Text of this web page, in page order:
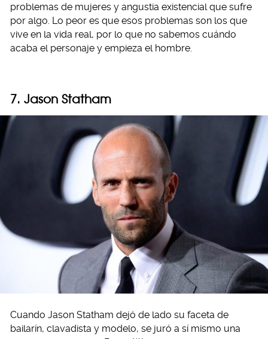
problemas de mujeres y angustia existencial que sufre
por algo. Lo peor es que esos problemas son los que
vive en la vida real, por lo que no sabemos cuándo
acaba el personaje y empieza el hombre.
7. Jason Statham
Cuando Jason Statham dejó de lado su faceta de
bailarín, clavadista y modelo, se juró a sí mismo una